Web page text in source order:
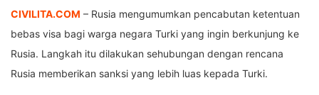
CIVILITA.COM – Rusia mengumumkan pencabutan ketentuan
bebas visa bagi warga negara Turki yang ingin berkunjung ke
Rusia. Langkah itu dilakukan sehubungan dengan rencana
Rusia memberikan sanksi yang lebih luas kepada Turki.